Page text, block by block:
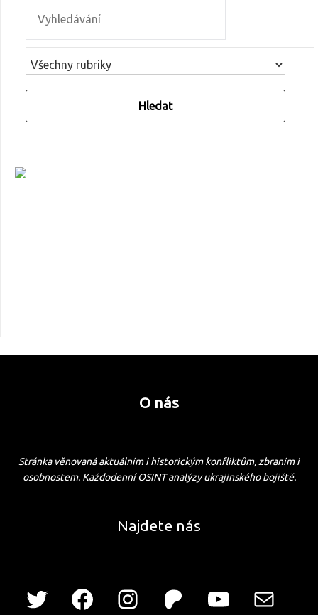
O nás
Stránka věnovaná aktuálním i historickým konfliktům, zbraním i
osobnostem. Každodenní OSINT analýzy ukrajinského bojiště.
Najdete nás